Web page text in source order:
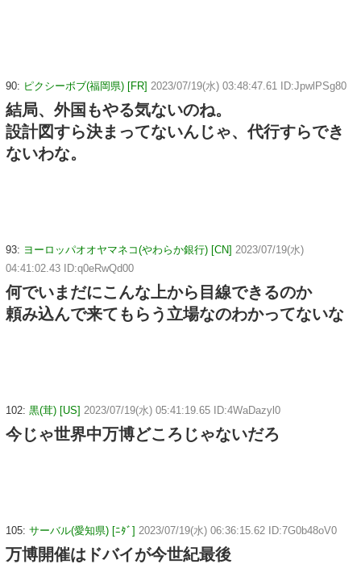
90: ピクシーボブ(福岡県) [FR] 2023/07/19(水) 03:48:47.61 ID:JpwlPSg80
結局、外国もやる気ないのね。
設計図すら決まってないんじゃ、代行すらでき
ないわな。
93: ヨーロッパオオヤマネコ(やわらか銀行) [CN] 2023/07/19(水)
04:41:02.43 ID:q0eRwQd00
何でいまだにこんな上から目線できるのか
頼み込んで来てもらう立場なのわかってないな
102: 黒(茸) [US] 2023/07/19(水) 05:41:19.65 ID:4WaDazyl0
今じゃ世界中万博どころじゃないだろ
105: サーバル(愛知県) [ﾆﾀﾞ] 2023/07/19(水) 06:36:15.62 ID:7G0b48oV0
万博開催はドバイが今世紀最後